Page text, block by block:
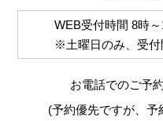
WEB受付時間 8時
※土曜日のみ、受付
お電話でのご予
(予約優先ですが、